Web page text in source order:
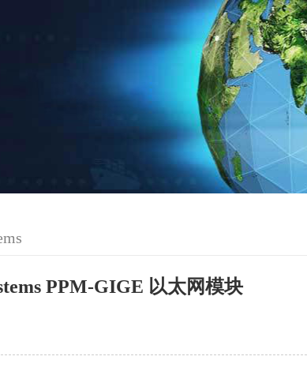
PPM-GIGE 以太网模块